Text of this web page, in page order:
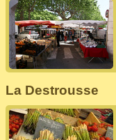
La Destrousse